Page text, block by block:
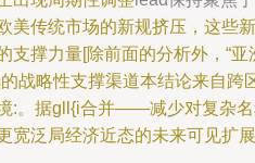
美传统市场的新规挤压，这些新
支撑力量[除前面的分析外，“亚
战略性支撑渠道本结论来自跨
:。据gll{i合并——减少对复杂
宽泛局经济近态的未来可见扩展